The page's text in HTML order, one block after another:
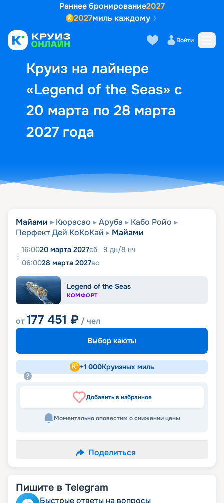
Раннее бронирование2027
2027миль каждому
Войти
Круиз на лайнере
«Legend of the Seas» с
20 марта по 28 марта
2027 года
Выбор кают Маршрут и
Майами Кюрасао Аруба
Кабо Ройо
Перфект Дей КоКоКай
Майами
16:0020 марта 2027сб 9 дн/8 нч
06:0028 марта 2027вс
Legend of the Seas
КОМФОРТ
от177 451 ₽ / чел
Выбор каюты
+1 000Круизных миль
Добавить в избранное
Моментально оповестим о снижении цены
Поделиться
Пишите в Telegram
Быстрые ответы на вопросы